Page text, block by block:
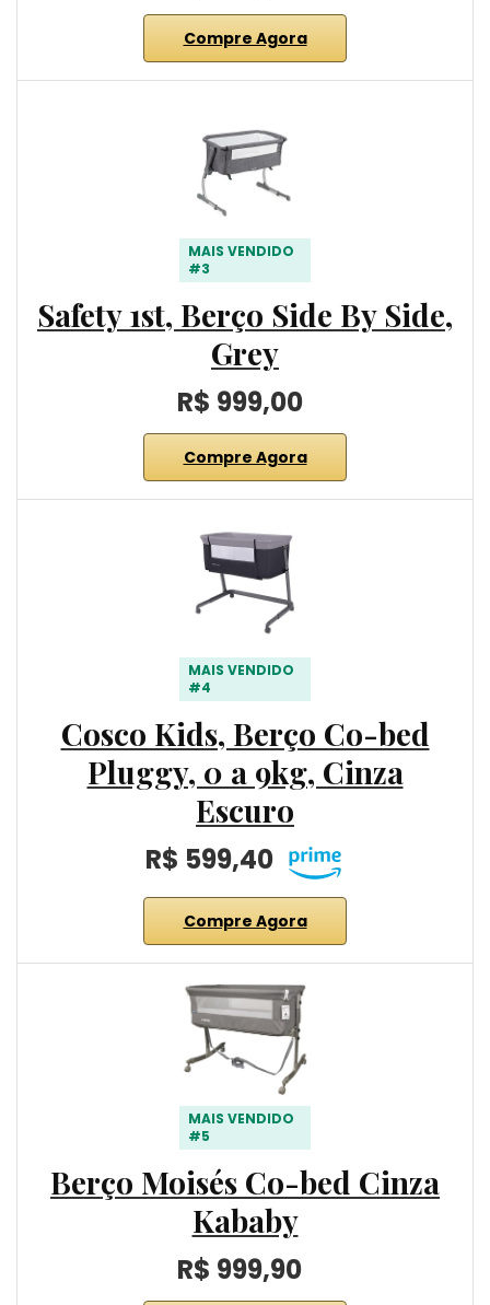
Compre Agora
MAIS VENDIDO
#3
Safety 1st, Berço Side By Side,
Grey
R$ 999,00
Compre Agora
MAIS VENDIDO
#4
Cosco Kids, Berço Co-bed
Pluggy, 0 a 9kg, Cinza
Escuro
R$ 599,40
Compre Agora
MAIS VENDIDO
#5
Berço Moisés Co-bed Cinza
Kababy
R$ 999,90